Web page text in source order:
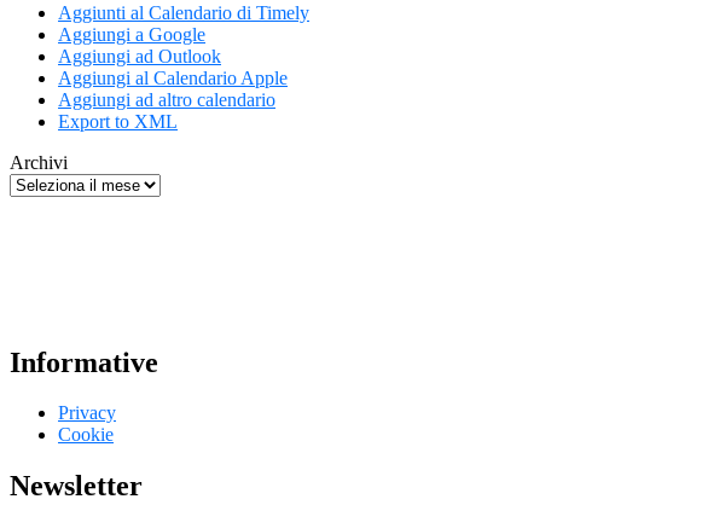
Aggiunti al Calendario di Timely
Aggiungi a Google
Aggiungi ad Outlook
Aggiungi al Calendario Apple
Aggiungi ad altro calendario
Export to XML
Archivi
Informative
Privacy
Cookie
Newsletter